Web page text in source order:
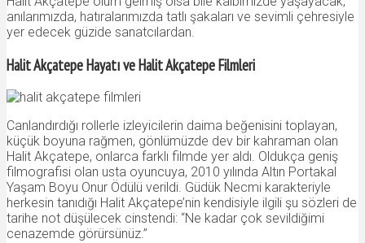
anılarımızda, hatıralarımızda tatlı şakaları ve sevimli çehresiyle
yer edecek güzide sanatcılardan.
Halit Akçatepe Hayatı ve Halit Akçatepe Filmleri
Canlandırdığı rollerle izleyicilerin daima beğenisini toplayan,
küçük boyuna rağmen, gönlümüzde dev bir kahraman olan
Halit Akçatepe, onlarca farklı filmde yer aldı. Oldukça geniş
filmografisi olan usta oyuncuya, 2010 yılında Altın Portakal
Yaşam Boyu Onur Ödülü verildi. Güdük Necmi karakteriyle
herkesin tanıdığı Halit Akçatepe’nin kendisiyle ilgili şu sözleri de
tarihe not düşülecek cinstendi: “Ne kadar çok sevildiğimi
cenazemde görürsünüz.”